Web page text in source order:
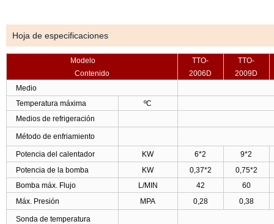
Hoja de especificaciones
Modelo
Contenido
TTO-
2006D
TTO-
2009D
Medio
Temperatura máxima
ºC
Medios de refrigeración
Método de enfriamiento
Potencia del calentador KW 6*2
9*2
Potencia de la bomba
KW 0,37*2
0,75*2
Bomba máx. Flujo
L/MIN 42
60
Máx. Presión
MPA 0,28 0,38
Sonda de temperatura